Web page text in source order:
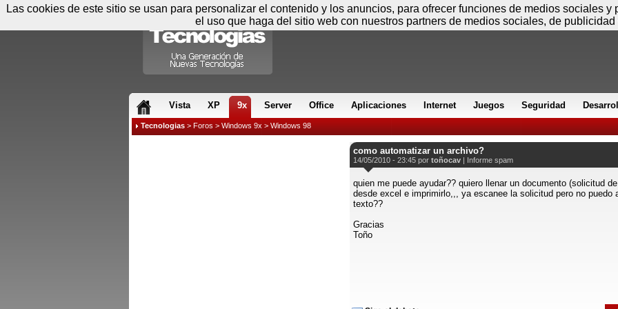
Vista XP 9x Server Office Aplicaciones Internet Juegos Seguridad
Tecnologias > Foros > Windows 9x > Windows 98
como automatizar un archivo?
14/05/2010 - 23:45 por toñocav | Informe spam
quien me puede ayudar?? quiero llenar un documento (solicitud
desde excel e imprimirlo,,, ya escanee la solicitud pero no puedo
texto??
Gracias
Toño
Las cookies de este sitio se usan para personalizar el contenido y los anuncios, para ofrecer funciones de medios sociales
el uso que haga del sitio web con nuestros partners de medios sociales, de